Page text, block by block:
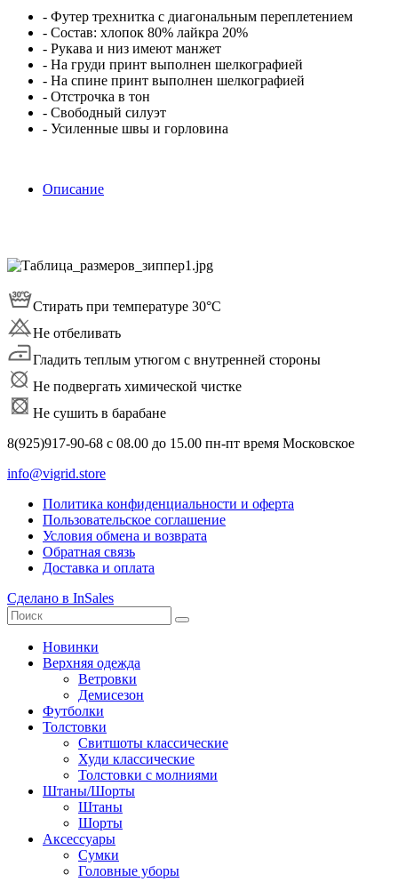
- Футер трехнитка с диагональным переплетением
- Состав: хлопок 80% лайкра 20%
- Рукава и низ имеют манжет
- На груди принт выполнен шелкографией
- На спине принт выполнен шелкографией
- Отстрочка в тон
- Свободный силуэт
- Усиленные швы и горловина
Описание
Стирать при температуре 30°С
Не отбеливать
Гладить теплым утюгом с внутренней стороны
Не подвергать химической чистке
Не сушить в барабане
8(925)917-90-68 с 08.00 до 15.00 пн-пт время Московское
info@vigrid.store
Политика конфиденциальности и оферта
Пользовательское соглашение
Условия обмена и возврата
Обратная связь
Доставка и оплата
Сделано в InSales
Новинки
Верхняя одежда
Ветровки
Демисезон
Футболки
Толстовки
Свитшоты классические
Худи классические
Толстовки с молниями
Штаны/Шорты
Штаны
Шорты
Аксессуары
Сумки
Головные уборы